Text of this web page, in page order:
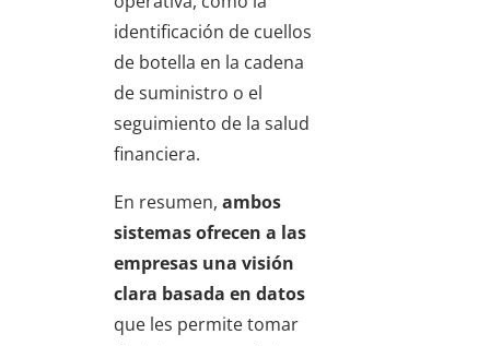
identificación de cuellos
de botella en la cadena
de suministro o el
seguimiento de la salud
financiera.
En resumen, ambos
sistemas ofrecen a las
empresas una visión
clara basada en datos
que les permite tomar